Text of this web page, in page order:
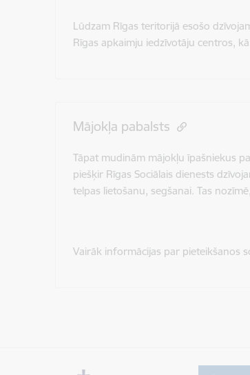
Lūdzam Rīgas teritorijā esošo
Rīgas apkaimju iedzīvotāju centros,
Mājokļa pabalsts
Tāpat mudinām mājokļu īpašniekus
piešķir Rīgas Sociālais dienests
telpas lietošanu, segšanai. Tas
Vairāk informācijas par pieteikšanos